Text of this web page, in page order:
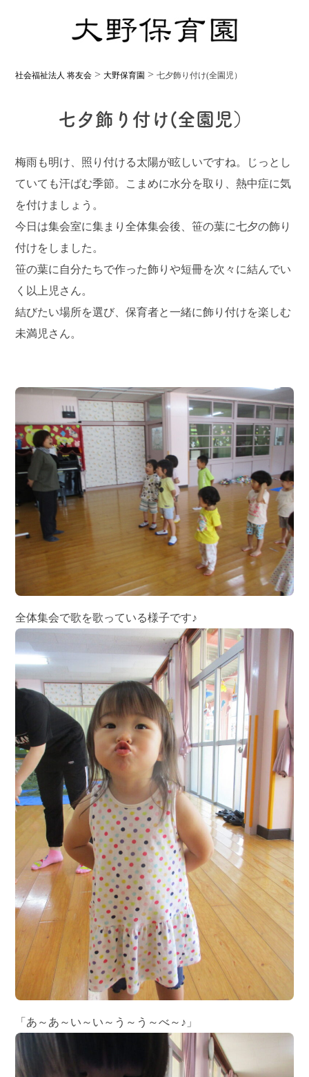
社会福祉法人 将友会 >大野保育園 >七夕飾り付け(全園児）
七夕飾り付け(全園児）
梅雨も明け、照り付ける太陽が眩しいですね。じっとし
ていても汗ばむ季節。こまめに水分を取り、熱中症に気
を付けましょう。
今日は集会室に集まり全体集会後、笹の葉に七夕の飾り
付けをしました。
笹の葉に自分たちで作った飾りや短冊を次々に結んでい
く以上児さん。
結びたい場所を選び、保育者と一緒に飾り付けを楽しむ
未満児さん。
全体集会で歌を歌っている様子です♪
「あ～あ～い～い～う～う～べ～♪」